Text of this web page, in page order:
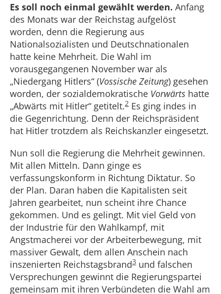
Es soll noch einmal gewählt werden. Anfang
des Monats war der Reichstag aufgelöst
worden, denn die Regierung aus
Nationalsozialisten und Deutschnationalen
hatte keine Mehrheit. Die Wahl im
vorausgegangenen November war als
„Niedergang Hitlers“ (Vossische Zeitung) gesehen
worden, der sozialdemokratische Vorwärts hatte
„Abwärts mit Hitler“ getitelt.2 Es ging indes in
die Gegenrichtung. Denn der Reichspräsident
hat Hitler trotzdem als Reichskanzler eingesetzt.
Nun soll die Regierung die Mehrheit gewinnen.
Mit allen Mitteln. Dann ginge es
verfassungskonform in Richtung Diktatur. So
der Plan. Daran haben die Kapitalisten seit
Jahren gearbeitet, nun scheint ihre Chance
gekommen. Und es gelingt. Mit viel Geld von
der Industrie für den Wahlkampf, mit
Angstmacherei vor der Arbeiterbewegung, mit
massiver Gewalt, dem allen Anschein nach
inszenierten Reichstagsbrand3 und falschen
Versprechungen gewinnt die Regierungspartei
gemeinsam mit ihren Verbündeten die Wahl am